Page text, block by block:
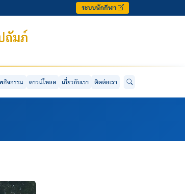
ระบบนักกีฬา
ถัมภ์
กิจกรรม ดาวน์โหลด เกี่ยวกับเรา ติดต่อเรา